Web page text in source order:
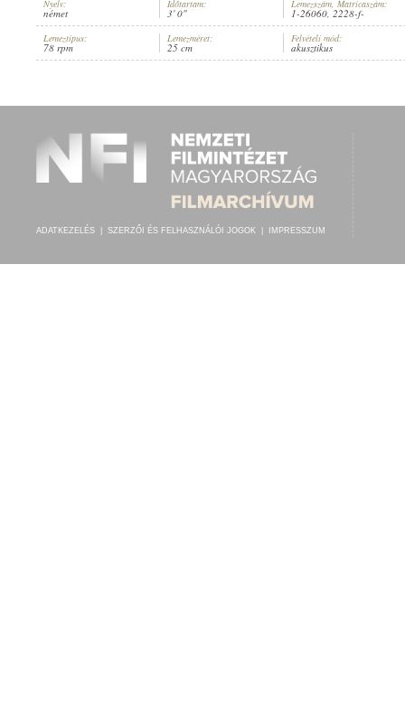
ELŐADÓ: ISMERETLEN ZENÉSZ (ZONGORA)
Nyelv:
német
Időtartam:
3' 0"
Lemezszám, Matricaszám:
1-26060, 2228-f-
Lemeztípus:
78 rpm
Lemezméret:
25 cm
Felvételi mód:
akusztikus
ADATKEZELÉS SZERZŐI ÉS FELHASZNÁLÓI JOGOK IMPRESSZUM